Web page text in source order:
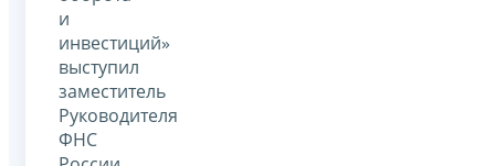
и
инвестиций»
выступил
заместитель
Руководителя
ФНС